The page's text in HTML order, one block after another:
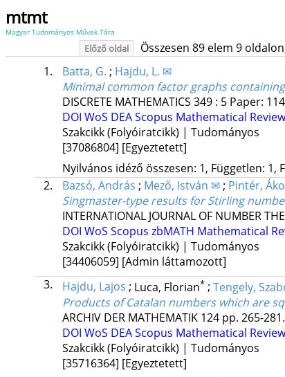
mtmt
Magyar Tudományos Művek Tára
Előző oldal Összesen 89 elem 9
1. Batta, G. ; Hajdu, L. ✉
Minimal common factor graphs
DISCRETE MATHEMATICS 349: 5 Paper:
DOI WoS DEAScopus Mathematical
Szakcikk (Folyóiratcikk) | Tudományos
[37086804] [Egyeztetett]
Nyilvános idéző összesen: 1, Független: 1,
2.
Bazsó, András ; Mező, István ✉; Pintér,
Singmaster-type results for Stirling
INTERNATIONAL JOURNAL OF NUMBER
DOI WoS Scopus zbMATH Mathematical
Szakcikk (Folyóiratcikk) | Tudományos
[34406059] [Admin láttamozott]
3.
Hajdu, Lajos ; Luca, Florian* ; Tengely,
Products of Catalan numbers which are
ARCHIV DER MATHEMATIK 124 pp. 265-
DOI WoS DEAScopus Mathematical
Szakcikk (Folyóiratcikk) | Tudományos
[35716364] [Egyeztetett]